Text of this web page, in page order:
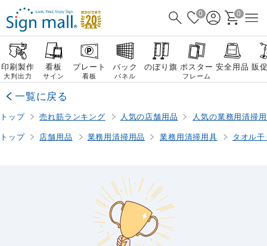
0 0
印刷製作
大判出力
看板
サイン
プレート
看板
バック
パネル
のぼり旗 ポスター
フレーム
安全用品 販
一覧に戻る
トップ 売れ筋ランキング 人気の店舗用品
人気の業務用清掃
トップ
店舗用品 業務用清掃用品 業務用清掃用具 タオル